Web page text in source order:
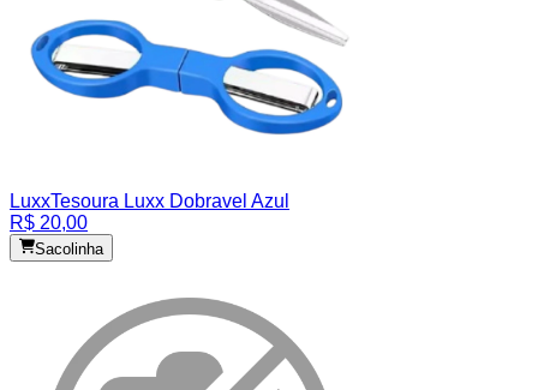
LuxxTesoura Luxx Dobravel Azul
R$ 20,00
Sacolinha